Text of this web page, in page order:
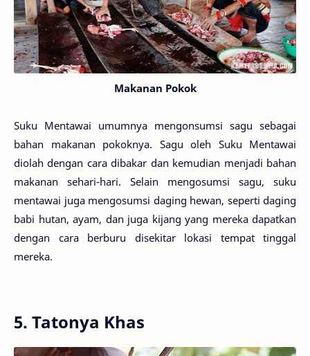
Makanan Pokok
Suku Mentawai umumnya mengonsumsi sagu sebagai
bahan makanan pokoknya. Sagu oleh Suku Mentawai
diolah dengan cara dibakar dan kemudian menjadi bahan
makanan sehari-hari. Selain mengosumsi sagu, suku
mentawai juga mengosumsi daging hewan, seperti daging
babi hutan, ayam, dan juga kijang yang mereka dapatkan
dengan cara berburu disekitar lokasi tempat tinggal
mereka.
5. Tatonya Khas